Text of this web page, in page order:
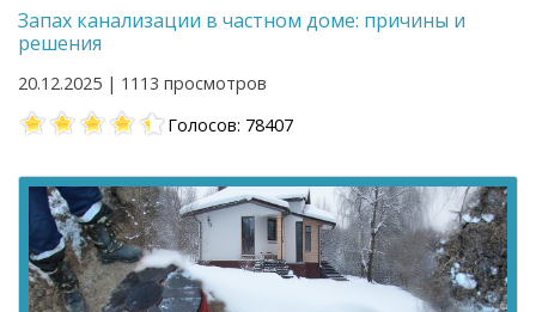
Запах канализации в частном доме: причины и
решения
20.12.2025 | 1113 просмотров
Голосов: 78407